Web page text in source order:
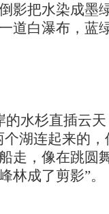
影把水染成墨
道白瀑布，蓝
水杉直插云
湖连起来的
走，像在跳圆
林成了剪影”。